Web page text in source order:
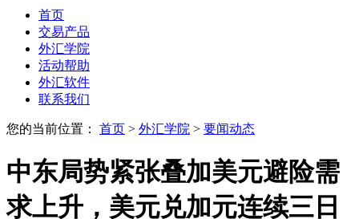
首页
交易产品
外汇学院
活动帮助
外汇软件
联系我们
您的当前位置： 首页 > 外汇学院 > 要闻动态
中东局势紧张叠加美元避险需
求上升，美元兑加元连续三日